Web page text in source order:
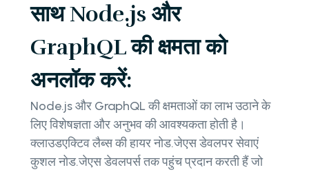
साथ Node.js और
GraphQL की क्षमता को
अनलॉक करें:
Node.js और GraphQL की क्षमताओं का लाभ उठाने के
लिए विशेषज्ञता और अनुभव की आवश्यकता होती है।
क्लाउडएक्टिव लैब्स की हायर नोड.जेएस डेवलपर सेवाएं
कुशल नोड.जेएस डेवलपर्स तक पहुंच प्रदान करती हैं जो